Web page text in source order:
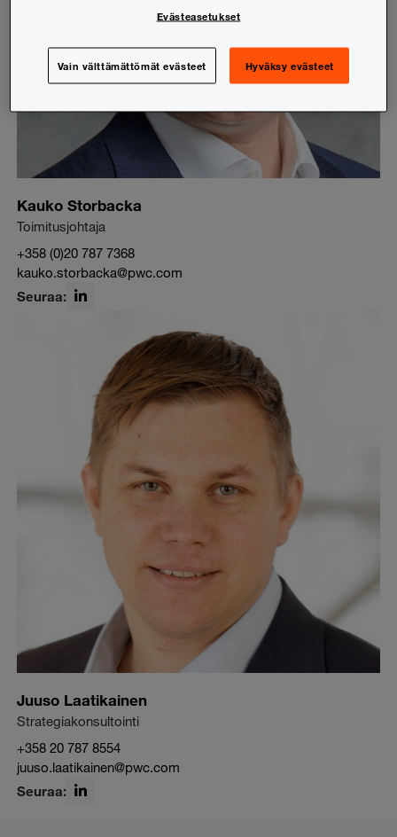
Kauko Storbacka
Toimitusjohtaja
+358 (0)20 787 7368
kauko.storbacka@pwc.com
Seuraa:
Juuso Laatikainen
Strategiakonsultointi
+358 20 787 8554
juuso.laatikainen@pwc.com
Seuraa:
Evästeasetukset
Vain välttämättömät evästeet Hyväksy evästeet